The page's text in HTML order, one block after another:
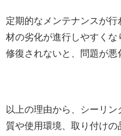
定期的なメンテナンスが
材の劣化が進行しやすく
修復されないと、問題が悪
以上の理由から、シーリ
質や使用環境、取り付け